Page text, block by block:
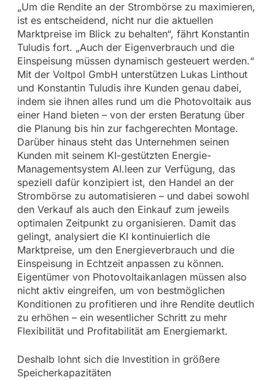
„Um die Rendite an der Strombörse zu maximieren,
ist es entscheidend, nicht nur die aktuellen
Marktpreise im Blick zu behalten“, fährt Konstantin
Tuludis fort. „Auch der Eigenverbrauch und die
Einspeisung müssen dynamisch gesteuert werden.“
Mit der Voltpol GmbH unterstützen Lukas Linthout
und Konstantin Tuludis ihre Kunden genau dabei,
indem sie ihnen alles rund um die Photovoltaik aus
einer Hand bieten – von der ersten Beratung über
die Planung bis hin zur fachgerechten Montage.
Darüber hinaus steht das Unternehmen seinen
Kunden mit seinem KI-gestützten Energie-
Managementsystem AI.leen zur Verfügung, das
speziell dafür konzipiert ist, den Handel an der
Strombörse zu automatisieren – und dabei sowohl
den Verkauf als auch den Einkauf zum jeweils
optimalen Zeitpunkt zu organisieren. Damit das
gelingt, analysiert die KI kontinuierlich die
Marktpreise, um den Energieverbrauch und die
Einspeisung in Echtzeit anpassen zu können.
Eigentümer von Photovoltaikanlagen müssen also
nicht aktiv eingreifen, um von bestmöglichen
Konditionen zu profitieren und ihre Rendite deutlich
zu erhöhen – ein wesentlicher Schritt zu mehr
Flexibilität und Profitabilität am Energiemarkt.
Deshalb lohnt sich die Investition in größere
Speicherkapazitäten